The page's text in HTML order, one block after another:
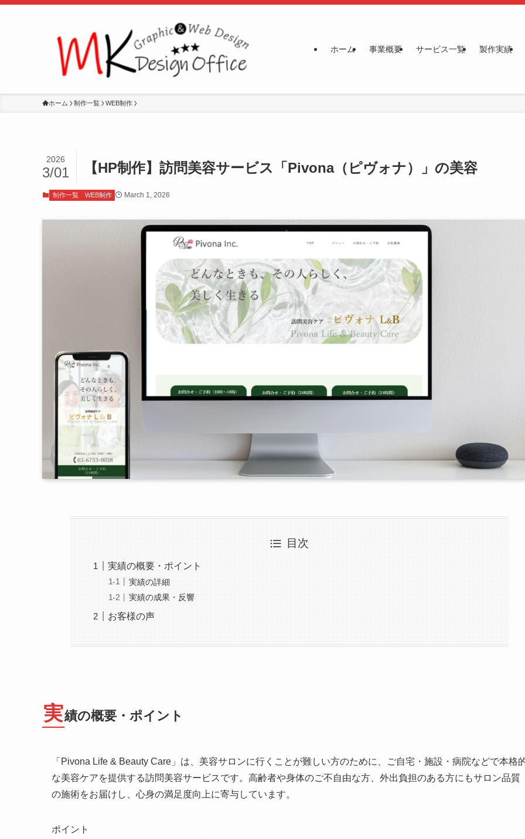
ホーム 事業概要 サービス一覧 製作実績
ホーム 制作一覧 WEB制作
【HP制作】訪問美容サービス「Pivona（ピヴォナ）」の美容
2026
3/01
制作一覧 WEB制作 March 1, 2026
目次
実績の概要・ポイント
実績の詳細
実績の成果・反響
お客様の声
実績の概要・ポイント
「Pivona Life & Beauty Care」は、美容サロンに行くことが難しい方のために、ご自宅・施設・病院などで本格
な美容ケアを提供する訪問美容サービスです。高齢者や身体のご不自由な方、外出負担のある方にもサロン品質
の施術をお届けし、心身の満足度向上に寄与しています。
ポイント